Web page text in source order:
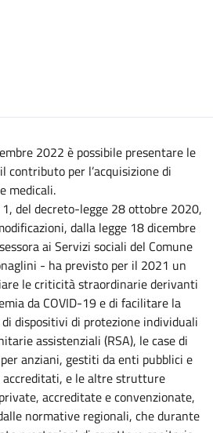
2022 è possibile presentare le
contributo per l’acquisizione di
medicali.
1, del decreto-legge 28 ottobre 2020,
dalla legge 18 dicembre
ai Servizi sociali del Comune
- ha previsto per il 2021 un
le criticità straordinarie derivanti
da COVID-19 e di facilitare la
dispositivi di protezione individuali
assistenziali (RSA), le case di
anziani, gestiti da enti pubblici e
accreditati, e le altre strutture
accreditate e convenzionate,
normative regionali, che durante